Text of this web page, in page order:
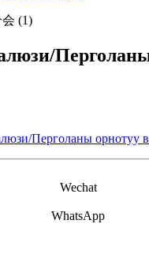
Перголаны орнотуу
Wechat
WhatsApp